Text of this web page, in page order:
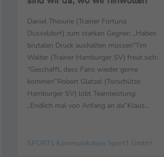
Daniel Thioune (Trainer Fortuna
Düsseldorf) zum starken Gegner: „Haben
brutalen Druck aushalten müssen"Tim
Walter (Trainer Hamburger SV) freut sich:
"Geschafft, dass Fans wieder gerne
kommen“Robert Glatzel (Torschütze
Hamburger SV) lobt Teamleistung:
„Endlich mal von Anfang an da“Klaus
Vertragsverlängerung: „Spricht nichts
SPORT1 Kommunikation Sport1 GmbH